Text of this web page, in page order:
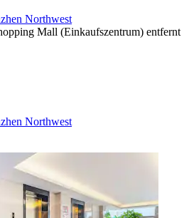
Northwest
Mall (Einkaufszentrum) entfernt
Northwest